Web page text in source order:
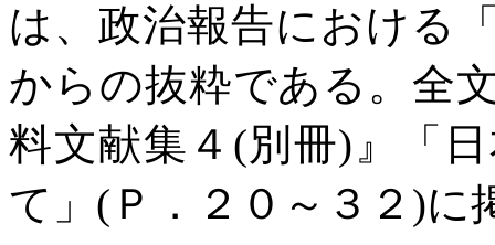
は、政治報告における
からの抜粋である。全
料文献集４ (別冊) 』「
て」 ( Ｐ．２０～３２ )に